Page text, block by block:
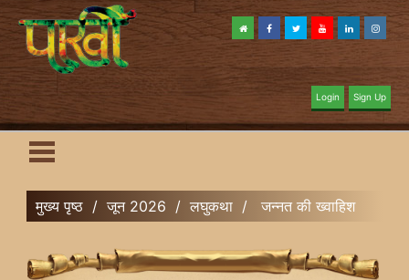
Login Sign Up
मुख्य पृष्ठ / जून 2026 / लघुकथा / जन्नत की ख्वाहिश